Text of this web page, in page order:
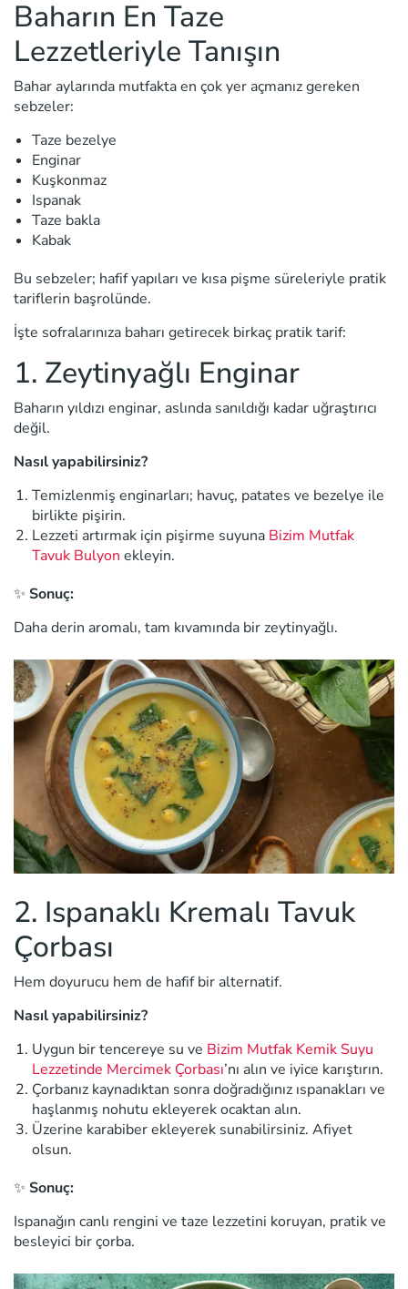
Baharın En Taze
Lezzetleriyle Tanışın
Bahar aylarında mutfakta en çok yer açmanız gereken
sebzeler:
Taze bezelye
Enginar
Kuşkonmaz
Ispanak
Taze bakla
Kabak
Bu sebzeler; hafif yapıları ve kısa pişme süreleriyle pratik
tariflerin başrolünde.
İşte sofralarınıza baharı getirecek birkaç pratik tarif:
1. Zeytinyağlı Enginar
Baharın yıldızı enginar, aslında sanıldığı kadar uğraştırıcı
değil.
Nasıl yapabilirsiniz?
Temizlenmiş enginarları; havuç, patates ve bezelye ile
birlikte pişirin.
Lezzeti artırmak için pişirme suyuna Bizim Mutfak
Tavuk Bulyon ekleyin.
✨ Sonuç:
Daha derin aromalı, tam kıvamında bir zeytinyağlı.
2. Ispanaklı Kremalı Tavuk
Çorbası
Hem doyurucu hem de hafif bir alternatif.
Nasıl yapabilirsiniz?
Uygun bir tencereye su ve Bizim Mutfak Kemik Suyu
Lezzetinde Mercimek Çorbası’nı alın ve iyice karıştırın.
Çorbanız kaynadıktan sonra doğradığınız ıspanakları ve
haşlanmış nohutu ekleyerek ocaktan alın.
Üzerine karabiber ekleyerek sunabilirsiniz. Afiyet
olsun.
✨ Sonuç:
Ispanağın canlı rengini ve taze lezzetini koruyan, pratik ve
besleyici bir çorba.